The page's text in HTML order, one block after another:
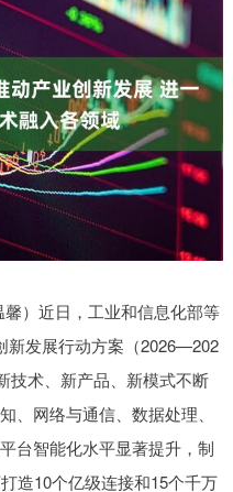
）近日，工业和信息化部等
新发展行动方案（2026—202
技术、新产品、新模式不断
、网络与通信、数据处理、
台智能化水平显著提升，制
造10个亿级连接和15个千万